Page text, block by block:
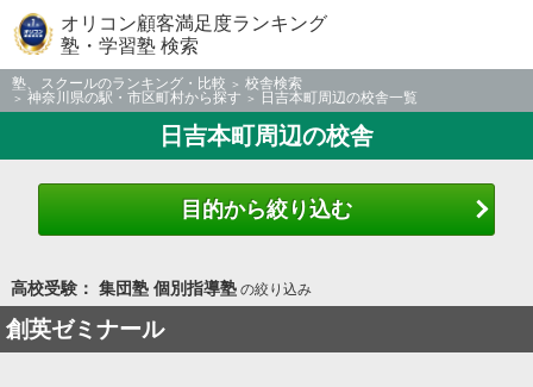
オリコン顧客満足度ランキング
塾・学習塾 検索
塾、スクールのランキング・比較
校舎検索
神奈川県の駅・市区町村から探す
日吉本町周辺の校舎一覧
日吉本町周辺の校舎
目的から絞り込む
高校受験： 集団塾 個別指導塾の絞り込み
創英ゼミナール